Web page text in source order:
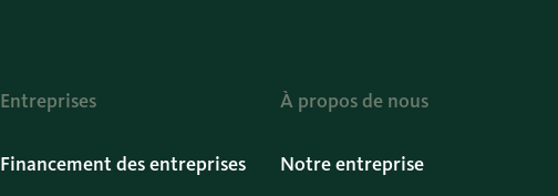
Entreprises
Financement des entreprises
À propos de nous
Notre entreprise